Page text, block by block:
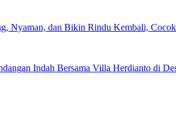
Nyaman, dan Bikin Rindu Kembali,
Indah Bersama Villa Herdianto di